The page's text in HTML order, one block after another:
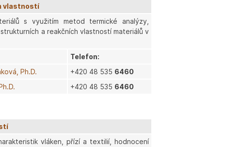
vlastností
s využitím metod termické analýzy,
a reakčních vlastností materiálů v
Telefon:
Ph.D. +420 48 535 6460
+420 48 535 6460
vláken, přízí a textilií, hodnocení